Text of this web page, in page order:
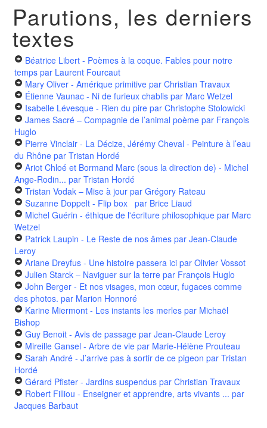
Parutions, les derniers
textes
Béatrice Libert - Poèmes à la coque. Fables pour notre
temps par Laurent Fourcaut
Mary Oliver - Amérique primitive par Christian Travaux
Étienne Vaunac - Ni de furieux chablis par Marc Wetzel
Isabelle Lévesque - Rien du pire par Christophe Stolowicki
James Sacré – Compagnie de l’animal poème par François
Huglo
Pierre Vinclair - La Décize, Jérémy Cheval - Peinture à l’eau
du Rhône par Tristan Hordé
Ariot Chloé et Bormand Marc (sous la direction de) - Michel
Ange-Rodin... par Tristan Hordé
Tristan Vodak – Mise à jour par Grégory Rateau
Suzanne Doppelt - Flip box par Brice Liaud
Michel Guérin - éthique de l'écriture philosophique par Marc
Wetzel
Patrick Laupin - Le Reste de nos âmes par Jean-Claude
Leroy
Ariane Dreyfus - Une histoire passera ici par Olivier Vossot
Julien Starck – Naviguer sur la terre par François Huglo
John Berger - Et nos visages, mon cœur, fugaces comme
des photos. par Marion Honnoré
Karine Miermont - Les instants les merles par Michaël
Bishop
Guy Benoit - Avis de passage par Jean-Claude Leroy
Mireille Gansel - Arbre de vie par Marie-Hélène Prouteau
Sarah André - J’arrive pas à sortir de ce pigeon par Tristan
Hordé
Gérard Pfister - Jardins suspendus par Christian Travaux
Robert Filliou - Enseigner et apprendre, arts vivants ... par
Jacques Barbaut